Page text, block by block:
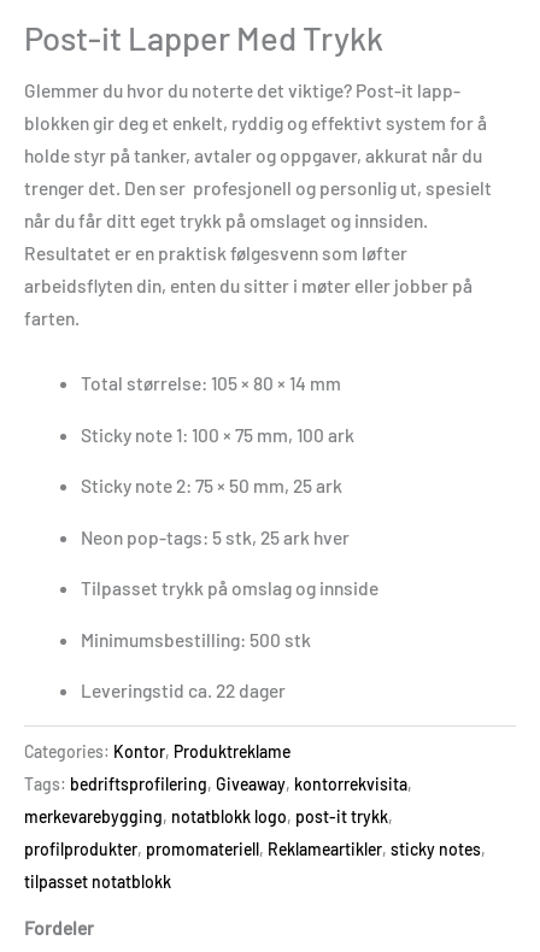
Post-it Lapper Med Trykk
Glemmer du hvor du noterte det viktige? Post-it lapp-
blokken gir deg et enkelt, ryddig og effektivt system for å
holde styr på tanker, avtaler og oppgaver, akkurat når du
trenger det. Den ser profesjonell og personlig ut, spesielt
når du får ditt eget trykk på omslaget og innsiden.
Resultatet er en praktisk følgesvenn som løfter
arbeidsflyten din, enten du sitter i møter eller jobber på
farten.
Total størrelse: 105 × 80 × 14 mm
Sticky note 1: 100 × 75 mm, 100 ark
Sticky note 2: 75 × 50 mm, 25 ark
Neon pop-tags: 5 stk, 25 ark hver
Tilpasset trykk på omslag og innside
Minimumsbestilling: 500 stk
Leveringstid ca. 22 dager
Categories: Kontor, Produktreklame
Tags: bedriftsprofilering, Giveaway, kontorrekvisita,
merkevarebygging, notatblokk logo, post-it trykk,
profilprodukter, promomateriell, Reklameartikler, sticky notes,
tilpasset notatblokk
Fordeler